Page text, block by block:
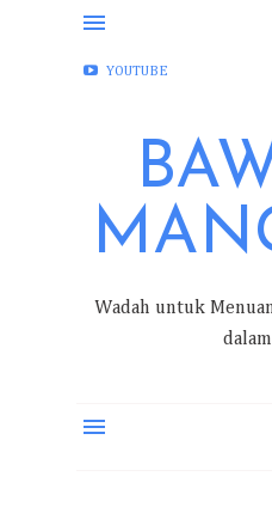
FACEBOOK
YOUTUBE
Wadah untuk